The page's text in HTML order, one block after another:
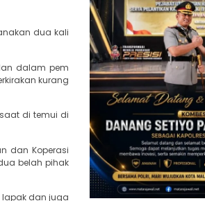
dua kali
dalam pem
kurang
di temui di
dan Koperasi
belah pihak
lapak dan juga